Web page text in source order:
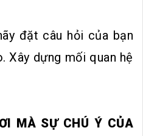
đặt câu hỏi của bạn
Xây dựng mối quan hệ
MÀ SỰ CHÚ Ý CỦA